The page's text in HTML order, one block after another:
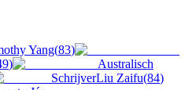
Yang(83)
)
Australisch
SchrijverLiu Zaifu(84)